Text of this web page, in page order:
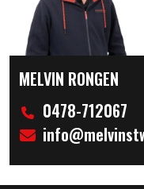
MELVIN RONGEN
0478-712067